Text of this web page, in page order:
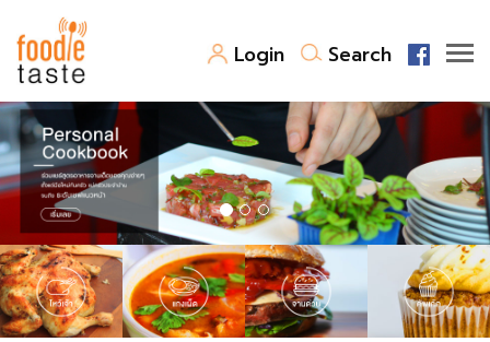
Login Search
สูตรอาหาร
สูตรอาหารล่าสุด
Top Foodie
พาไปชิม
สารพันก้นครัว
เคล็ดลับน่ารู้
FoodPedia